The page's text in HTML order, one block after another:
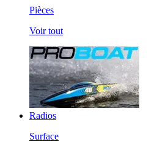
Pièces
Voir tout
Radios
Surface